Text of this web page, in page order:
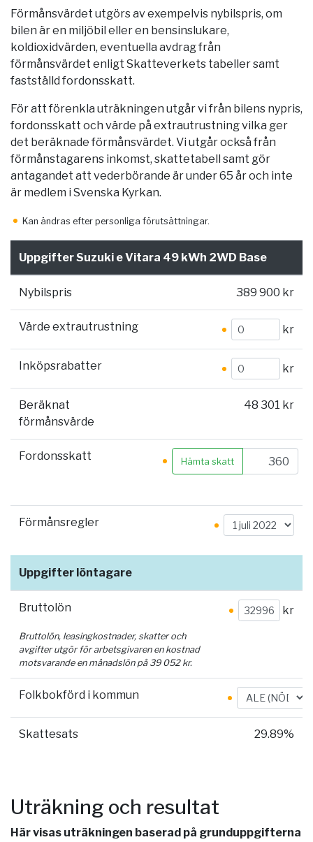
Förmånsvärdet utgörs av exempelvis nybilspris, om
bilen är en miljöbil eller en bensinslukare,
koldioxidvärden, eventuella avdrag från
förmånsvärdet enligt Skatteverkets tabeller samt
fastställd fordonsskatt.
För att förenkla uträkningen utgår vi från bilens nypris,
fordonsskatt och värde på extrautrustning vilka ger
det beräknade förmånsvärdet. Vi utgår också från
förmånstagarens inkomst, skattetabell samt gör
antagandet att vederbörande är under 65 år och inte
är medlem i Svenska Kyrkan.
Kan ändras efter personliga förutsättningar.
Uppgifter Suzuki e Vitara 49 kWh 2WD Base
Nybilspris 389 900 kr
Värde extrautrustning kr
Inköpsrabatter kr
Beräknat
förmånsvärde
48 301 kr
Fordonsskatt Hämta skatt
Förmånsregler
Uppgifter löntagare
Bruttolön kr
Bruttolön, leasingkostnader, skatter och
avgifter utgör för arbetsgivaren en kostnad
motsvarande en månadslön på 39 052kr.
Folkbokförd i kommun
Skattesats 29.89%
Uträkning och resultat
Här visas uträkningen baserad på grunduppgifterna